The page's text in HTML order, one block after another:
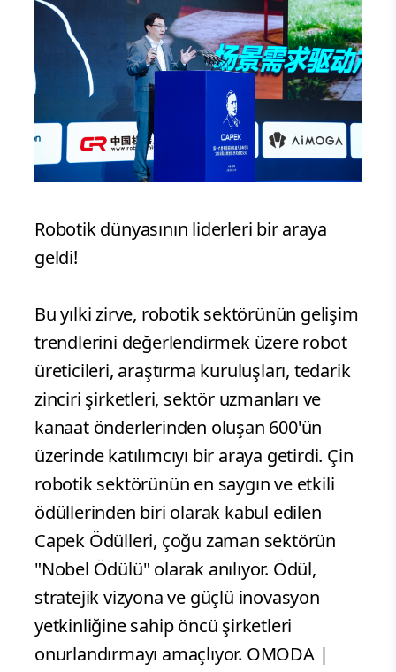
Robotik dünyasının liderleri bir araya
geldi!
Bu yılki zirve, robotik sektörünün gelişim
trendlerini değerlendirmek üzere robot
üreticileri, araştırma kuruluşları, tedarik
zinciri şirketleri, sektör uzmanları ve
kanaat önderlerinden oluşan 600'ün
üzerinde katılımcıyı bir araya getirdi. Çin
robotik sektörünün en saygın ve etkili
ödüllerinden biri olarak kabul edilen
Capek Ödülleri, çoğu zaman sektörün
"Nobel Ödülü" olarak anılıyor. Ödül,
stratejik vizyona ve güçlü inovasyon
yetkinliğine sahip öncü şirketleri
onurlandırmayı amaçlıyor. OMODA |